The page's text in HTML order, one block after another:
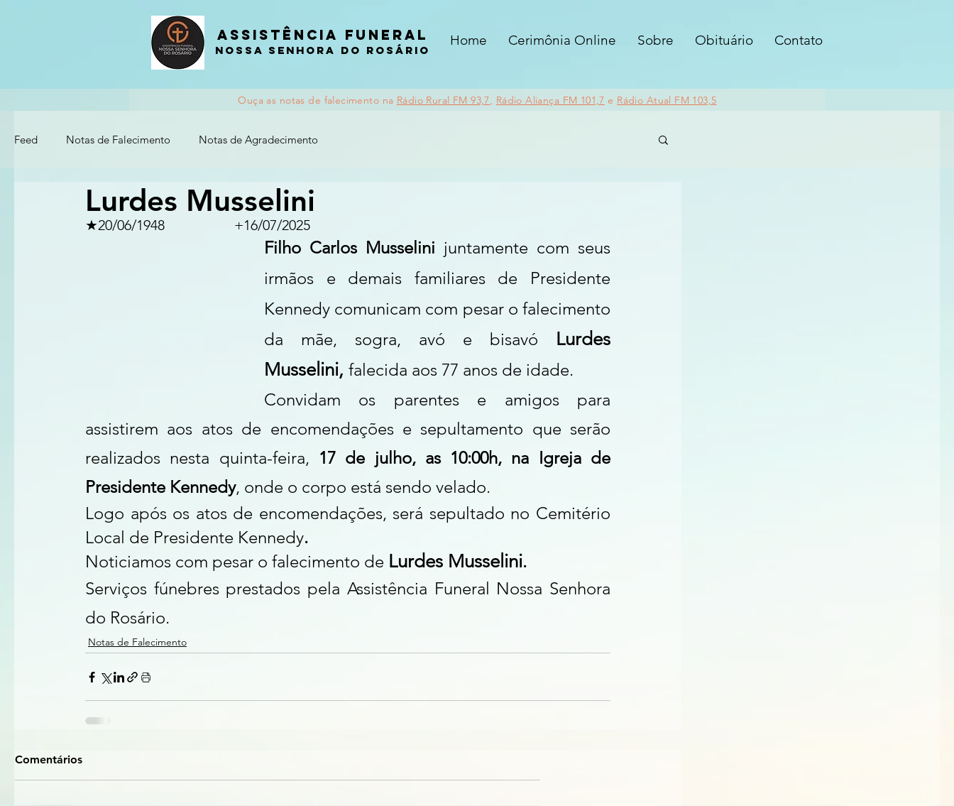
Assistência funeral
nossa senhora do rosário
Home Cerimônia Online Sobre Obituário Contato
Ouça as notas de falecimento na Rádio Rural FM 93,7, Rádio Aliança FM 101,7 e Rádio Atual FM 103,5
Feed Notas de Falecimento Notas de Agradecimento
Lurdes Musselini
★20/06/1948		          +16/07/2025
Filho Carlos Musselini juntamente com seus
irmãos e demais familiares de Presidente
Kennedy comunicam com pesar o falecimento
da mãe, sogra, avó e bisavó Lurdes
Musselini, falecida aos 77 anos de idade.
Convidam os parentes e amigos para
assistirem aos atos de encomendações e sepultamento que serão
realizados nesta quinta-feira, 17 de julho, as 10:00h, na Igreja de
Presidente Kennedy, onde o corpo está sendo velado.
Logo após os atos de encomendações, será sepultado no Cemitério
Local de Presidente Kennedy.
Noticiamos com pesar o falecimento de Lurdes Musselini.
Serviços fúnebres prestados pela Assistência Funeral Nossa Senhora
do Rosário.
Notas de Falecimento
Comentários